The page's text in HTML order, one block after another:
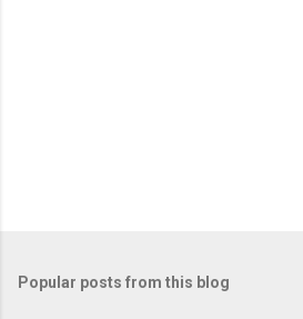
Popular posts from this blog